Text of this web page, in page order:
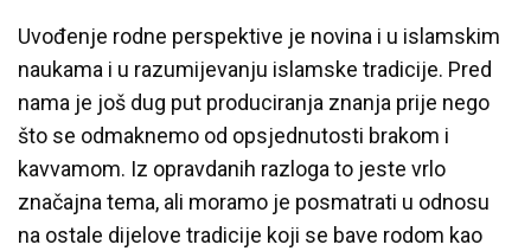
Uvođenje rodne perspektive je novina i u islamskim
naukama i u razumijevanju islamske tradicije. Pred
nama je još dug put produciranja znanja prije nego
što se odmaknemo od opsjednutosti brakom i
kavvamom. Iz opravdanih razloga to jeste vrlo
značajna tema, ali moramo je posmatrati u odnosu
na ostale dijelove tradicije koji se bave rodom kao